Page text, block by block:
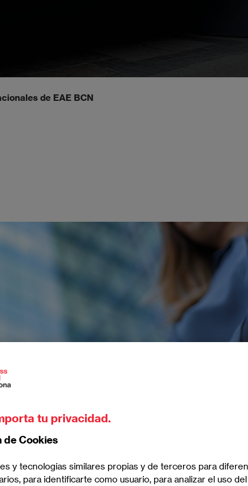
de EAE BCN
tu privacidad.
de Cookies
y tecnologías similares propias y de terceros para
para identificarte como usuario, para analizar el uso